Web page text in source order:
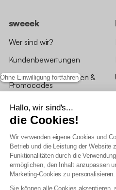
Ohne Einwilligung fortfahren
Hallo, wir sind's...
die Cookies!
Wir verwenden eigene Cookies und
Betrieb und die Leistung der Website
Funktionalitäten durch die
ermöglichen, den Inhalt anzupassen
Marketing-Cookies zu personalisieren.
Sie können alle Cookies akzeptieren,
sweeek
Wer sind wir?
Kundenbewertungen
*Angebotsbedingungen &
Promocodes
Bewertungen von sweeek
Unsere Geschäfte